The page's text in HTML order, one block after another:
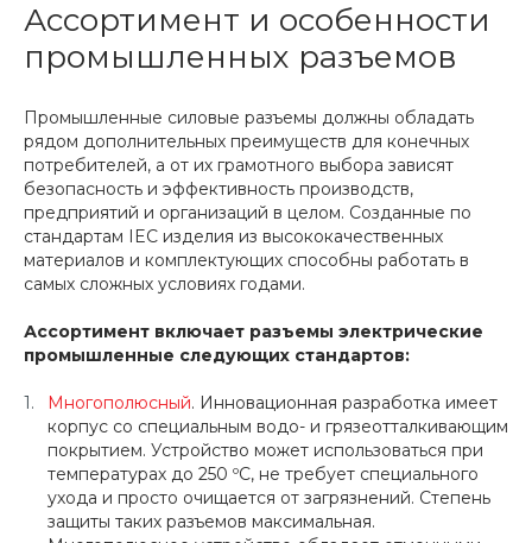
Ассортимент и особенности
промышленных разъемов
Промышленные силовые разъемы должны обладать
рядом дополнительных преимуществ для конечных
потребителей, а от их грамотного выбора зависят
безопасность и эффективность производств,
предприятий и организаций в целом. Созданные по
стандартам IEС изделия из высококачественных
материалов и комплектующих способны работать в
самых сложных условиях годами.
Ассортимент включает разъемы электрические
промышленные следующих стандартов:
Многополюсный. Инновационная разработка имеет
корпус со специальным водо- и грязеотталкивающим
покрытием. Устройство может использоваться при
температурах до 250 ºС, не требует специального
ухода и просто очищается от загрязнений. Степень
защиты таких разъемов максимальная.